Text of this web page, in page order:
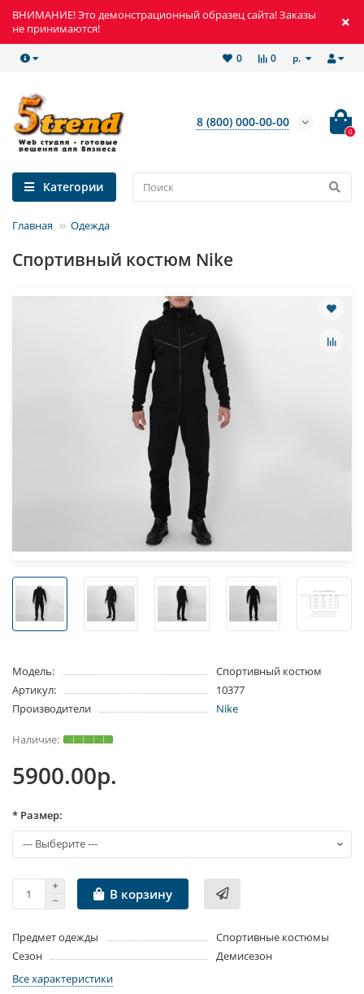
ВНИМАНИЕ! Это демонстрационный образец сайта! Заказы
не принимаются!
р.
0
0
8 (800) 000-00-00
0
Категории
Главная Одежда
Спортивный костюм Nike
Модель:
Спортивный костюм
Артикул:
10377
Производители
Nike
5900.00р.
* Размер:
В корзину
Предмет одежды
Спортивные костюмы
Сезон
Демисезон
Все характеристики